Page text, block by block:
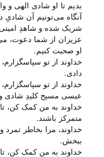
بدیم تا او شادی الهی و
آنگاه می‌‌تونیم آن شادیِ
شریک شده و شاهدِ امینی
عزیزان از شما دعوت،
او صحبت کنیم.
خداوند از تو
دادی.
خداوند از تو
عیسی مسیح کلیدِ
خداوند به من کمک کن،
متمرکز باشند.
خداوند، مرا بخاطر تمرد
ببخش.
خداوند به من کمک کن،